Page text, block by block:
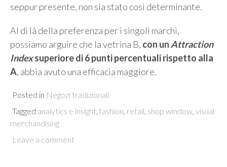
seppur presente, non sia stato così determinante.
Al di là della preferenza per i singoli marchi,
possiamo arguire che la vetrina B, con un Attraction
Indexsuperiore di 6 punti percentuali rispetto alla
A, abbia avuto una efficacia maggiore.
Posted in Negozi tradizionali
Tagged analytics e insight fashion retail shop window visual
merchandising
Leave a comment